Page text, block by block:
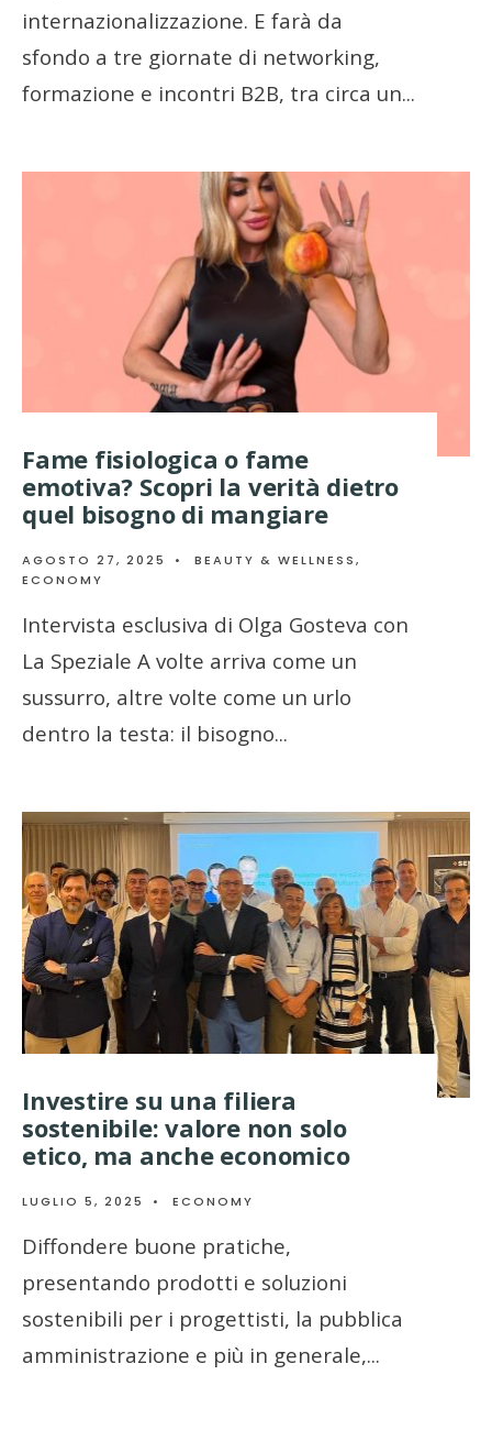
internazionalizzazione. E farà da
sfondo a tre giornate di networking,
formazione e incontri B2B, tra circa un...
Fame fisiologica o fame
emotiva? Scopri la verità dietro
quel bisogno di mangiare
AGOSTO 27, 2025 • BEAUTY & WELLNESS,
ECONOMY
Intervista esclusiva di Olga Gosteva con
La Speziale A volte arriva come un
sussurro, altre volte come un urlo
dentro la testa: il bisogno...
Investire su una filiera
sostenibile: valore non solo
etico, ma anche economico
LUGLIO 5, 2025 • ECONOMY
Diffondere buone pratiche,
presentando prodotti e soluzioni
sostenibili per i progettisti, la pubblica
amministrazione e più in generale,...